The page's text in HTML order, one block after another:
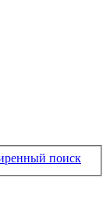
поиск